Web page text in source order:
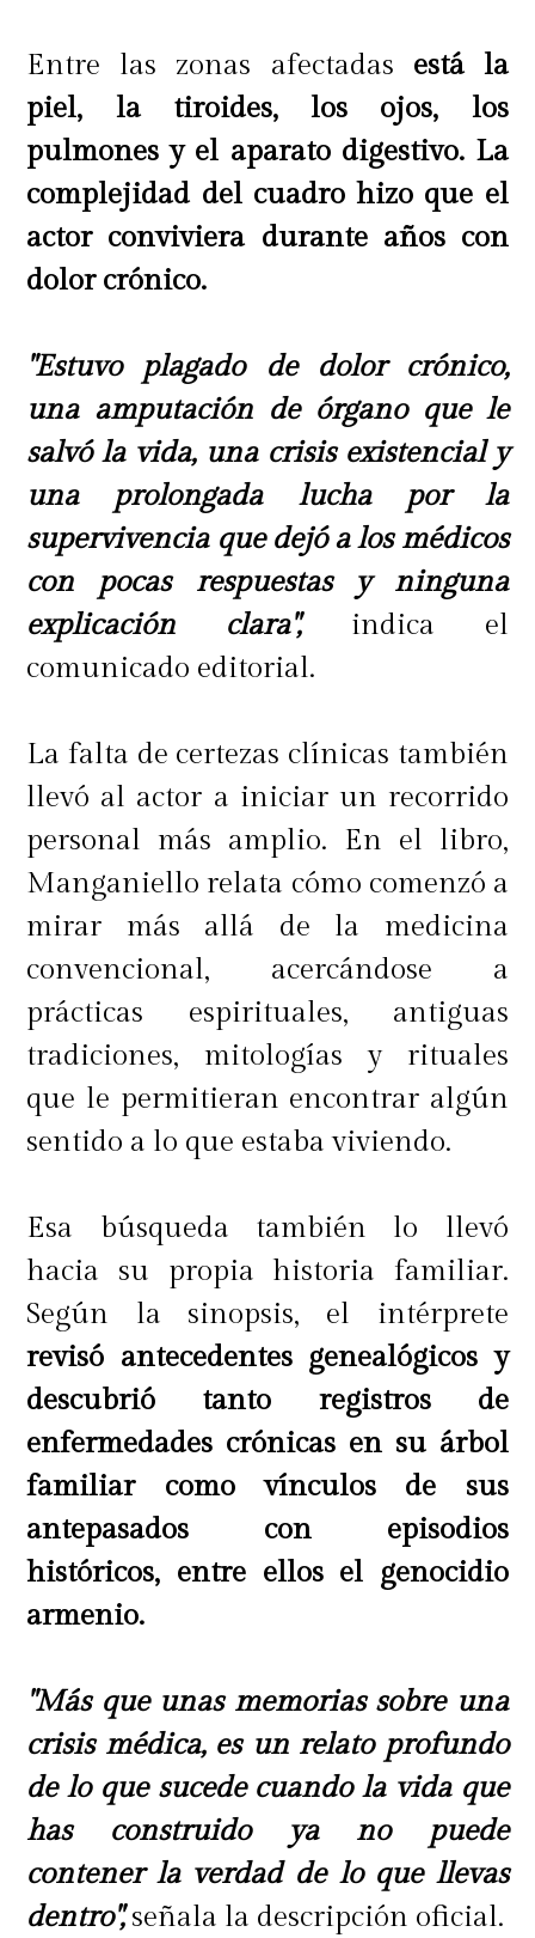
Entre las zonas afectadas está la
piel, la tiroides, los ojos, los
pulmones y el aparato digestivo. La
complejidad del cuadro hizo que el
actor conviviera durante años con
dolor crónico.
"Estuvo plagado de dolor crónico,
una amputación de órgano que le
salvó la vida, una crisis existencial y
una prolongada lucha por la
supervivencia que dejó a los médicos
con pocas respuestas y ninguna
explicación clara",indica el
comunicado editorial.
La falta de certezas clínicas también
llevó al actor a iniciar un recorrido
personal más amplio. En el libro,
Manganiello relata cómo comenzó a
mirar más allá de la medicina
convencional, acercándose a
prácticas espirituales, antiguas
tradiciones, mitologías y rituales
que le permitieran encontrar algún
sentido a lo que estaba viviendo.
Esa búsqueda también lo llevó
hacia su propia historia familiar.
Según la sinopsis, el intérprete
revisó antecedentes genealógicos y
descubrió tanto registros de
enfermedades crónicas en su árbol
familiar como vínculos de sus
antepasados con episodios
históricos, entre ellos el genocidio
armenio.
"Más que unas memorias sobre una
crisis médica, es un relato profundo
de lo que sucede cuando la vida que
has construido ya no puede
contener la verdad de lo que llevas
dentro",señala la descripción oficial.